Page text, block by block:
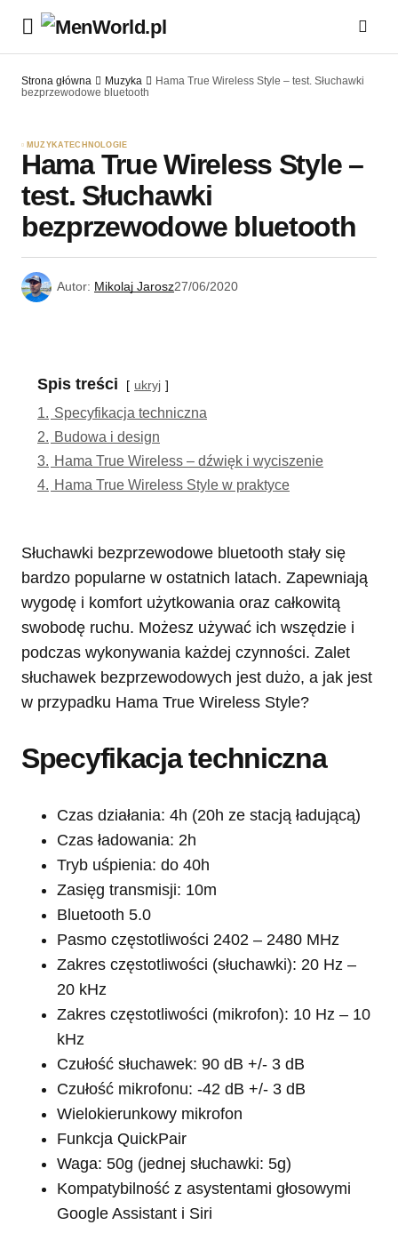
Strona główna Muzyka
Hama True Wireless Style – test. Słuchawki
bezprzewodowe bluetooth
MUZYKATECHNOLOGIE
Hama True Wireless Style –
test. Słuchawki
bezprzewodowe bluetooth
Autor: Mikolaj Jarosz27/06/2020
Spis treści ukryj
1. Specyfikacja techniczna
2. Budowa i design
3. Hama True Wireless – dźwięk i wyciszenie
4. Hama True Wireless Style w praktyce
Słuchawki bezprzewodowe bluetooth stały się
bardzo popularne w ostatnich latach. Zapewniają
wygodę i komfort użytkowania oraz całkowitą
swobodę ruchu. Możesz używać ich wszędzie i
podczas wykonywania każdej czynności. Zalet
słuchawek bezprzewodowych jest dużo, a jak jest
w przypadku Hama True Wireless Style?
Specyfikacja techniczna
Czas działania: 4h (20h ze stacją ładującą)
Czas ładowania: 2h
Tryb uśpienia: do 40h
Zasięg transmisji: 10m
Bluetooth 5.0
Pasmo częstotliwości 2402 – 2480 MHz
Zakres częstotliwości (słuchawki): 20 Hz –
20 kHz
Zakres częstotliwości (mikrofon): 10 Hz – 10
kHz
Czułość słuchawek: 90 dB +/- 3 dB
Czułość mikrofonu: -42 dB +/- 3 dB
Wielokierunkowy mikrofon
Funkcja QuickPair
Waga: 50g (jednej słuchawki: 5g)
Kompatybilność z asystentami głosowymi
Google Assistant i Siri